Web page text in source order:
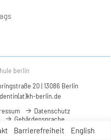
Barrierefreiheit English
berlin
20 | 13086 Berlin
berlin.de
Datenschutz
Gebärdensprache